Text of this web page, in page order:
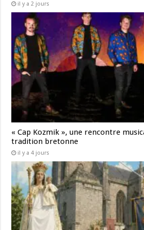
il y a 2 jours
« Cap Kozmik », une rencontre
tradition bretonne
il y a 4 jours